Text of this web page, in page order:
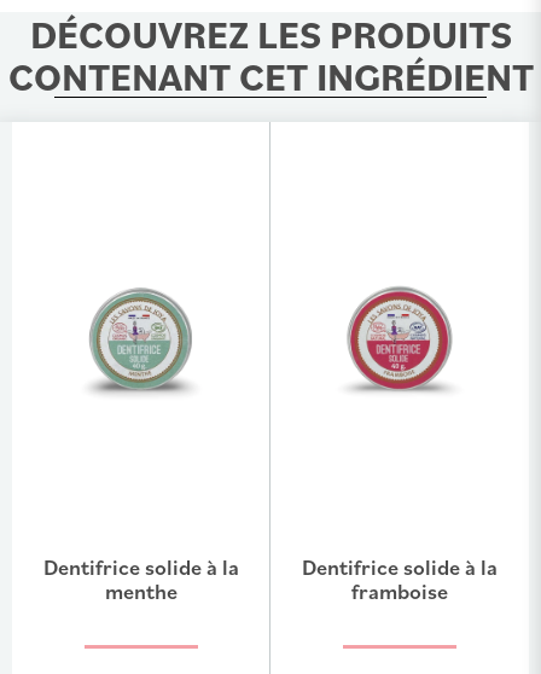
DÉCOUVREZ LES PRODUITS
CONTENANT CET INGRÉDIENT
Dentifrice solide à la
menthe
Dentifrice solide à la
framboise